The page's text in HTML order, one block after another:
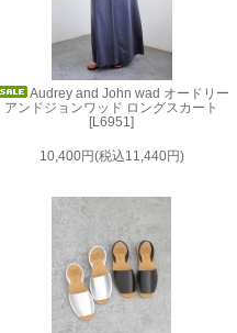
Audrey and John wad オードリー
アンドジョンワッド ロングスカート
[L6951]
10,400円(税込11,440円)